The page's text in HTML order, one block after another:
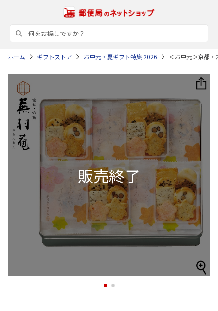
ホーム ギフトストア お中元・夏ギフト特集 2026 ＜お中元＞京都
1 2